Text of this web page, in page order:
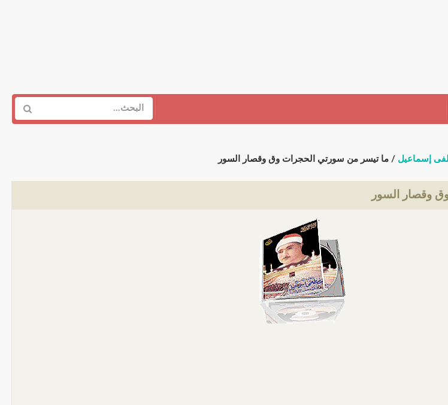
إسماعيل / ما تيسر من سورتي الحجرات وق وقصار السور
وقصار السور